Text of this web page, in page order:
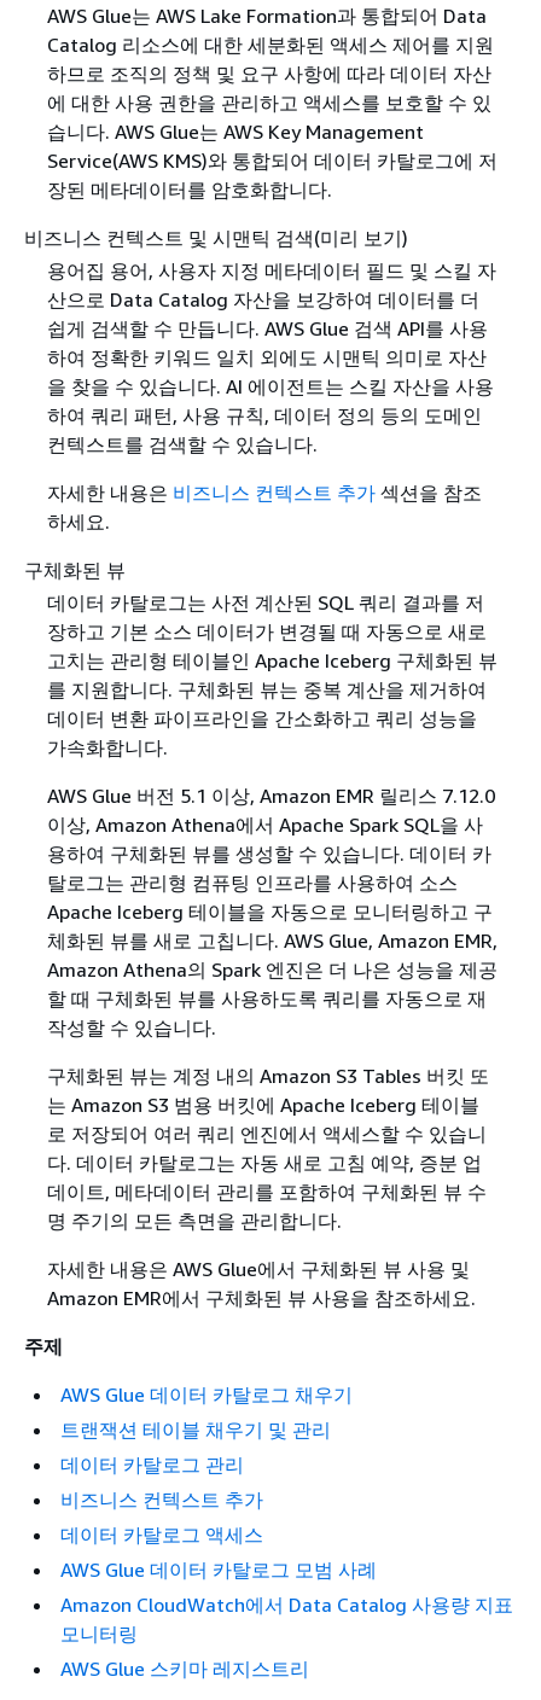
AWS Glue는 AWS Lake Formation과 통합되어 Data
Catalog 리소스에 대한 세분화된 액세스 제어를 지원
하므로 조직의 정책 및 요구 사항에 따라 데이터 자산
에 대한 사용 권한을 관리하고 액세스를 보호할 수 있
습니다. AWS Glue는 AWS Key Management
Service(AWS KMS)와 통합되어 데이터 카탈로그에 저
장된 메타데이터를 암호화합니다.
비즈니스 컨텍스트 및 시맨틱 검색(미리 보기)
용어집 용어, 사용자 지정 메타데이터 필드 및 스킬 자
산으로 Data Catalog 자산을 보강하여 데이터를 더
쉽게 검색할 수 만듭니다. AWS Glue 검색 API를 사용
하여 정확한 키워드 일치 외에도 시맨틱 의미로 자산
을 찾을 수 있습니다. AI 에이전트는 스킬 자산을 사용
하여 쿼리 패턴, 사용 규칙, 데이터 정의 등의 도메인
컨텍스트를 검색할 수 있습니다.
자세한 내용은 비즈니스 컨텍스트 추가섹션을 참조
하세요.
구체화된 뷰
데이터 카탈로그는 사전 계산된 SQL 쿼리 결과를 저
장하고 기본 소스 데이터가 변경될 때 자동으로 새로
고치는 관리형 테이블인 Apache Iceberg 구체화된 뷰
를 지원합니다. 구체화된 뷰는 중복 계산을 제거하여
데이터 변환 파이프라인을 간소화하고 쿼리 성능을
가속화합니다.
AWS Glue 버전 5.1 이상, Amazon EMR 릴리스 7.12.0
이상, Amazon Athena에서 Apache Spark SQL을 사
용하여 구체화된 뷰를 생성할 수 있습니다. 데이터 카
탈로그는 관리형 컴퓨팅 인프라를 사용하여 소스
Apache Iceberg 테이블을 자동으로 모니터링하고 구
체화된 뷰를 새로 고칩니다. AWS Glue, Amazon EMR,
Amazon Athena의 Spark 엔진은 더 나은 성능을 제공
할 때 구체화된 뷰를 사용하도록 쿼리를 자동으로 재
작성할 수 있습니다.
구체화된 뷰는 계정 내의 Amazon S3 Tables 버킷 또
는 Amazon S3 범용 버킷에 Apache Iceberg 테이블
로 저장되어 여러 쿼리 엔진에서 액세스할 수 있습니
다. 데이터 카탈로그는 자동 새로 고침 예약, 증분 업
데이트, 메타데이터 관리를 포함하여 구체화된 뷰 수
명 주기의 모든 측면을 관리합니다.
자세한 내용은 AWS Glue에서 구체화된 뷰 사용 및
Amazon EMR에서 구체화된 뷰 사용을 참조하세요.
주제
AWS Glue 데이터 카탈로그 채우기
트랜잭션 테이블 채우기 및 관리
데이터 카탈로그 관리
비즈니스 컨텍스트 추가
데이터 카탈로그 액세스
AWS Glue 데이터 카탈로그 모범 사례
Amazon CloudWatch에서 Data Catalog 사용량 지표
모니터링
AWS Glue 스키마 레지스트리